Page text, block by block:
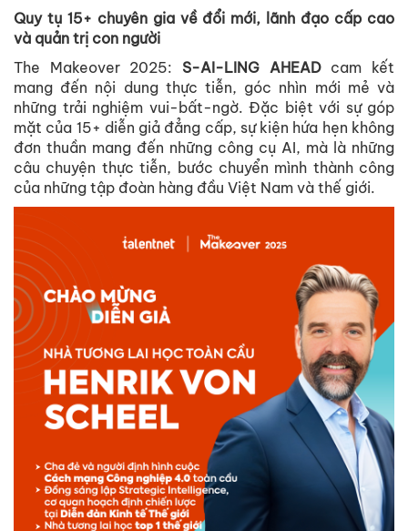
Quy tụ 15+ chuyên gia về đổi mới, lãnh đạo cấp cao
và quản trị con người
The Makeover 2025: S-AI-LING AHEADcam kết
mang đến nội dung thực tiễn, góc nhìn mới mẻ và
những trải nghiệm vui-bất-ngờ. Đặc biệt với sự góp
mặt của 15+ diễn giả đẳng cấp, sự kiện hứa hẹn không
đơn thuần mang đến những công cụ AI, mà là những
câu chuyện thực tiễn, bước chuyển mình thành công
của những tập đoàn hàng đầu Việt Nam và thế giới.